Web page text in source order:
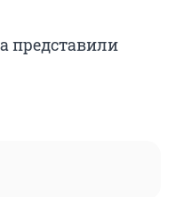
представили